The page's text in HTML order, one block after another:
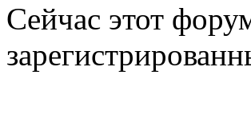
Сейчас этот